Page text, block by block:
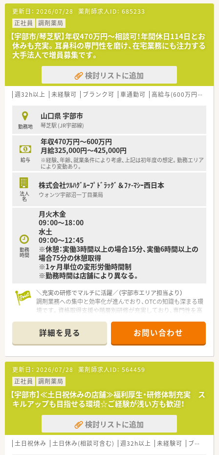
【募集背景と求める人物像について】
■地域の健康を支える拠点として体制を強化するため、意欲ある
薬剤師を増員募集しています。
■調剤業務だけでなくOTC医薬品などの知識も深め、幅広く活躍
したい方を歓迎しています。
■チームワークを大切にし、周囲のスタッフと連携を取りながら
円滑に業務を進められる方です。
【法人特徴について】
■中国地方で最大規模のドラッグストアと調剤薬局を運営し、圧
倒的な安定性を誇る企業です。
トする体制を構築しています。
■調剤併設店の拡大を推進しており、薬剤師が専門性を発揮でき
るフィールドが広がっています。
更新日： 2026/07/28 薬剤師求人ID： 685233
正社員
調剤薬局
【宇部市/琴芝駅】年収470万円～相談可！年間休日114日とお
休みも充実。耳鼻科の専門性を磨け、在宅業務にも注力する
大手法人で増員募集です。
検討リストに追加
週32h以上 未経験可 ブランク可 車通勤可 高給与(600万円以上)
勤務地
山口県 宇部市
琴芝駅 (JR宇部線)
給与
年収470万円～600万円
月給325,000円～425,000円
※経験、年齢、就業条件により考慮、上記は初年度の想定。勤務エリア
により変動あり。
法人
名
株式会社ﾂﾙﾊｸﾞﾙｰﾌﾟﾄﾞﾗｯｸﾞ＆ﾌｧ-ﾏｼｰ西日本
ウォンツ宇部沼一丁目薬局
勤務
時間
月火木金
09：00～18：00
水土
09：00～12：45
※休憩：実働3時間以上の場合15分、実働6時間以上の
場合75分の休憩取得
※1ヶ月単位の変形労働時間制
※勤務時間は店舗により異なる。
＼充実の研修でマルチに活躍／（宇部市エリア担当より）
調剤業務への集中と効率化が進んでおり、OTCの知識も深まる環
境です。資格取得支援や階層別研修が充実しており、専門性を高
＊------------------------------------------＊
【店舗情報と応需状況について】
■琴芝駅より車で8分程度の距離に位置しており、近隣にも同法
人の店舗があるためフォロー体制が整っています。
■耳鼻科をはじめとした他広域からの処方箋を応需しており、専
門的な知識と幅広い処方経験を積める環境です。
■最新の監査システムなどの調剤設備を積極的に導入しており、
機械化による効率的で安全な業務が可能です。
【募集背景と求める人物像について】
■事業拡大に伴う増員募集を行っており、将来的に薬局長など店
舗運営を担える意欲的な方を積極的に採用中です。
■コミュニケーション能力を重視しており、地域住民に寄り添っ
た丁寧な接客や服薬指導ができる方を歓迎します。
詳細を見る お問い合わせ
更新日： 2026/07/28 薬剤師求人ID： 564459
正社員
調剤薬局
【宇部市】≪土日祝休みの店舗≫福利厚生・研修体制充実 ス
キルアップも目指せる環境☆ご経験が浅い方も歓迎！
検討リストに追加
土日祝休み 土日休み(相談可含む) 週32h以上 未経験可 ブランク可